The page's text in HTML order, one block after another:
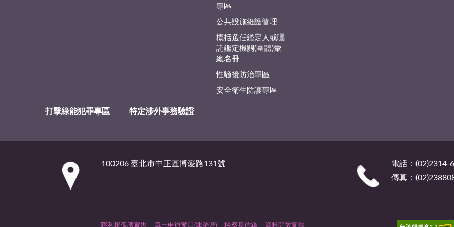
專區
公共設施維護管理
概括選任鑑定人或囑
託鑑定機關(團體)彙
總名冊
性騷擾防治專區
安全衛生防護專區
打擊綠能犯罪專區 特定涉外事務驗證
100206 臺北市中正區博愛路131號
電話：(02)2314-
傳真：